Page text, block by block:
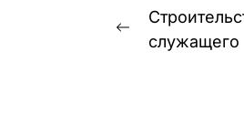
Предыдущая
служащего